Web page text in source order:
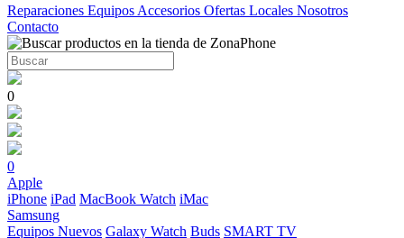
Reparaciones Equipos Accesorios Ofertas Locales Nosotros
Contacto
0
0
Apple
iPhone iPad MacBook Watch iMac
Samsung
Equipos Nuevos Galaxy Watch Buds SMART TV